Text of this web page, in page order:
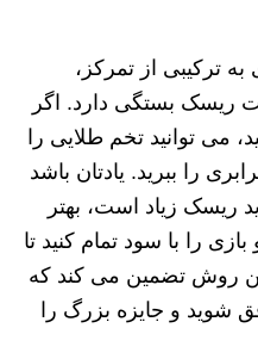
ترکیبی از تمرکز،
بستگی دارد. اگر
می توانید تخم طلایی را
را ببرید. یادتان باشد
زیاد است، بهتر
را با سود تمام کنید تا
روش تضمین می کند که
شوید و جایزه بزرگ را